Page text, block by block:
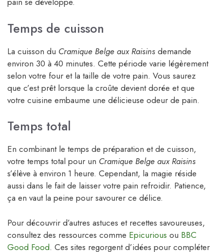
Temps de cuisson
La cuisson du Cramique Belge aux Raisins demande
environ 30 à 40 minutes. Cette période varie légèrement
selon votre four et la taille de votre pain. Vous saurez
que c’est prêt lorsque la croûte devient dorée et que
votre cuisine embaume une délicieuse odeur de pain.
Temps total
En combinant le temps de préparation et de cuisson,
votre temps total pour un Cramique Belge aux Raisins
s’élève à environ 1 heure. Cependant, la magie réside
aussi dans le fait de laisser votre pain refroidir. Patience,
ça en vaut la peine pour savourer ce délice.
Pour découvrir d’autres astuces et recettes savoureuses,
consultez des ressources comme Epicurious ou BBC
Good Food. Ces sites regorgent d’idées pour compléter